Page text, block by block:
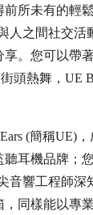
所未有的輕
人之間社交
。您可以帶
頭熱舞，UE
(簡稱UE)
耳機品牌；
音響工程師
同樣能以專